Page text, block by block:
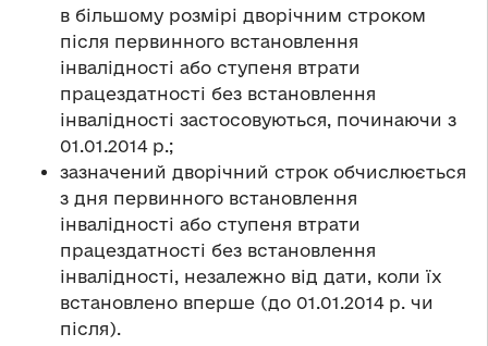
в більшому розмірі дворічним строком
після первинного встановлення
інвалідності або ступеня втрати
працездатності без встановлення
інвалідності застосовуються, починаючи з
01.01.2014 р.;
зазначений дворічний строк обчислюється
з дня первинного встановлення
інвалідності або ступеня втрати
працездатності без встановлення
інвалідності, незалежно від дати, коли їх
встановлено вперше (до 01.01.2014 р. чи
після).